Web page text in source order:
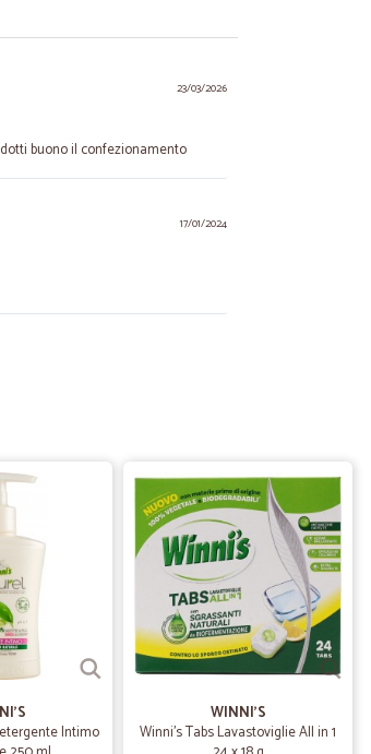
23/03/2026
buono il confezionamento
17/01/2024
14/08/2021
09/06/2020
Intimo
WINNI'S
Winni's Tabs Lavastoviglie All in 1